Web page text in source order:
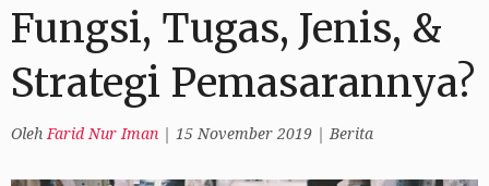
Fungsi, Tugas, Jenis, &
Strategi Pemasarannya?
Oleh Farid Nur Iman 15 November 2019 Berita